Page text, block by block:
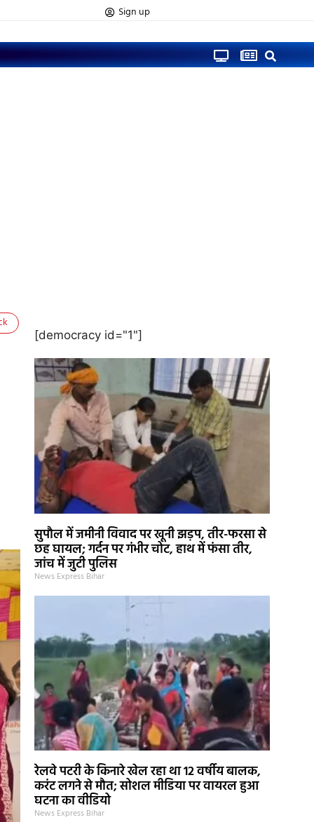
Sign up
[democracy id="1"]
सुपौल में जमीनी विवाद पर खूनी झड़प, तीर-फरसा से
छह घायल; गर्दन पर गंभीर चोट, हाथ में फंसा तीर,
जांच में जुटी पुलिस
News Express Bihar
रेलवे पटरी के किनारे खेल रहा था 12 वर्षीय बालक,
करंट लगने से मौत; सोशल मीडिया पर वायरल हुआ
घटना का वीडियो
News Express Bihar